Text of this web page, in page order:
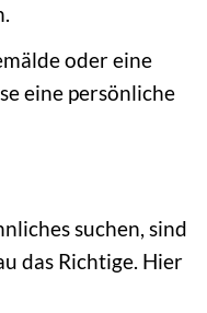
oder eine
eine persönliche
suchen, sind
das Richtige. Hier